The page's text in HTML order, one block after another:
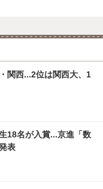
関西...2位は関西大、1
18名が入賞...京進「数
表